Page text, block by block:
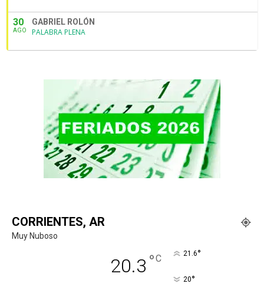
30
AGO
GABRIEL ROLÓN
PALABRA PLENA
CORRIENTES, AR
Muy Nuboso
20.3 °C 21.6°
20°